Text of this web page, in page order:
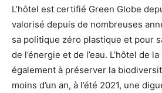
L’hôtel est certifié Green Globe
valorisé depuis de nombreuses
sa politique zéro plastique et pour
de l’énergie et de l’eau. L’hôtel de
également à préserver la
moins d’un an, à l’été 2021, une